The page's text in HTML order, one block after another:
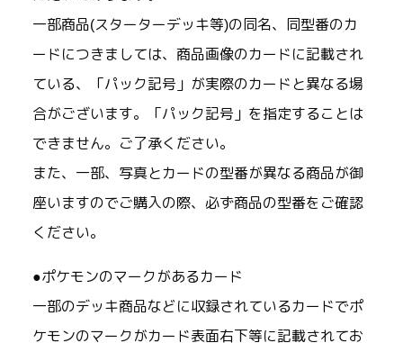
一部商品(スターターデッキ等)の同名、同型番のカ
ードにつきましては、商品画像のカードに記載され
ている、「パック記号」が実際のカードと異なる場
合がございます。「パック記号」を指定することは
できません。ご了承ください。
また、一部、写真とカードの型番が異なる商品が御
座いますのでご購入の際、必ず商品の型番をご確認
ください。
●ポケモンのマークがあるカード
一部のデッキ商品などに収録されているカードでポ
ケモンのマークがカード表面右下等に記載されてお